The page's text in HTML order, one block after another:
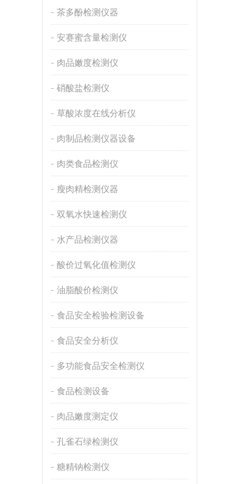
茶多酚检测仪器
安赛蜜含量检测仪
肉品嫩度检测仪
硝酸盐检测仪
草酸浓度在线分析仪
肉制品检测仪器设备
肉类食品检测仪
瘦肉精检测仪器
双氧水快速检测仪
水产品检测仪器
酸价过氧化值检测仪
油脂酸价检测仪
食品安全检验检测设备
食品安全分析仪
多功能食品安全检测仪
食品检测设备
肉品嫩度测定仪
孔雀石绿检测仪
糖精钠检测仪